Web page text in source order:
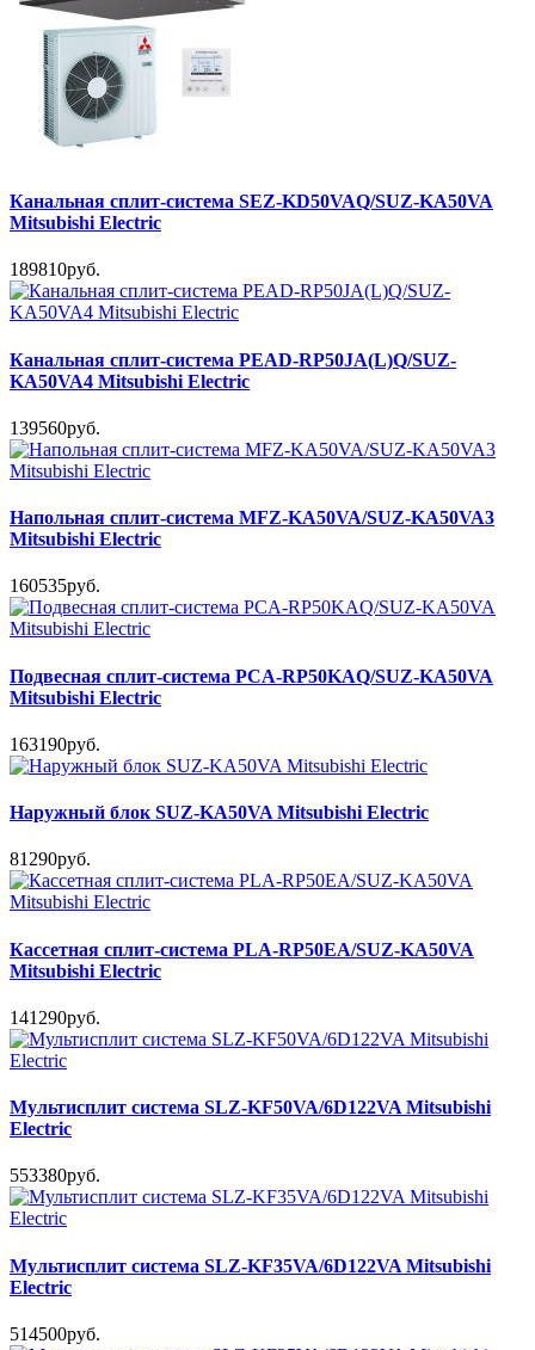
Канальная сплит-система SEZ-KD50VAQ/SUZ-KA50VA
Mitsubishi Electric
189810руб.
Канальная сплит-система PEAD-RP50JA(L)Q/SUZ-
KA50VA4 Mitsubishi Electric
139560руб.
Напольная сплит-система MFZ-KA50VA/SUZ-KA50VA3
Mitsubishi Electric
160535руб.
Подвесная сплит-система PCA-RP50KAQ/SUZ-KA50VA
Mitsubishi Electric
163190руб.
Наружный блок SUZ-KA50VA Mitsubishi Electric
81290руб.
Кассетная сплит-система PLA-RP50EA/SUZ-KA50VA
Mitsubishi Electric
141290руб.
Мультисплит система SLZ-KF50VA/6D122VA Mitsubishi
Electric
553380руб.
Мультисплит система SLZ-KF35VA/6D122VA Mitsubishi
Electric
514500руб.